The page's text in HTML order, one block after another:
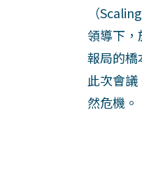
（
領導下，
報局的橋
此次會
然危機。